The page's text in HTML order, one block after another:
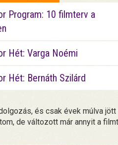
Program: 10 filmterv a
Hét: Varga Noémi
Hét: Bernáth Szilárd
és csak évek múlva
de változott már annyit a